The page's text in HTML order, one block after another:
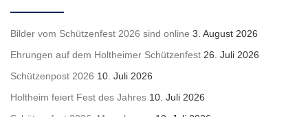
Bilder vom Schützenfest 2026 sind online 3. August 2026
Ehrungen auf dem Holtheimer Schützenfest 26. Juli 2026
Schützenpost 2026 10. Juli 2026
Holtheim feiert Fest des Jahres 10. Juli 2026